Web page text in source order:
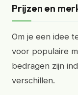
Prijzen en
Om je een idee
voor populaire
bedragen zijn
verschillen.